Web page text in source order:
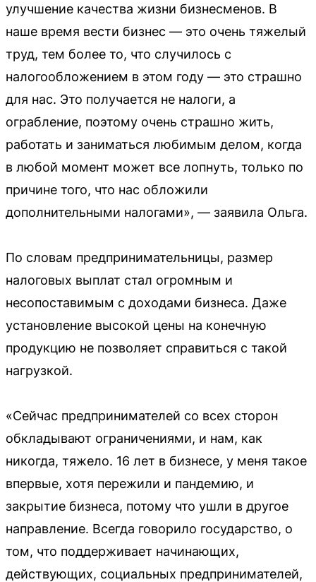
улучшение качества жизни бизнесменов. В
наше время вести бизнес — это очень тяжелый
труд, тем более то, что случилось с
налогообложением в этом году — это страшно
для нас. Это получается не налоги, а
ограбление, поэтому очень страшно жить,
работать и заниматься любимым делом, когда
в любой момент может все лопнуть, только по
причине того, что нас обложили
дополнительными налогами», — заявила Ольга.
По словам предпринимательницы, размер
налоговых выплат стал огромным и
несопоставимым с доходами бизнеса. Даже
установление высокой цены на конечную
продукцию не позволяет справиться с такой
нагрузкой.
«Сейчас предпринимателей со всех сторон
обкладывают ограничениями, и нам, как
никогда, тяжело. 16 лет в бизнесе, у меня такое
впервые, хотя пережили и пандемию, и
закрытие бизнеса, потому что ушли в другое
направление. Всегда говорило государство, о
том, что поддерживает начинающих,
действующих, социальных предпринимателей,